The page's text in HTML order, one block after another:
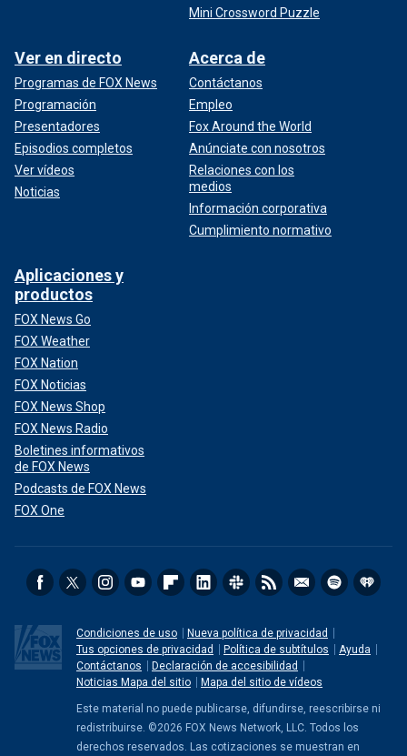
Mini Crossword Puzzle
Ver en directo
Programas de FOX News
Programación
Presentadores
Episodios completos
Ver vídeos
Noticias
Acerca de
Contáctanos
Empleo
Fox Around the World
Anúnciate con nosotros
Relaciones con los
medios
Información corporativa
Cumplimiento normativo
Aplicaciones y
productos
FOX News Go
FOX Weather
FOX Nation
FOX Noticias
FOX News Shop
FOX News Radio
Boletines informativos
de FOX News
Podcasts de FOX News
FOX One
Condiciones de uso
Nueva política de privacidad
Tus opciones de privacidad
Política de subtítulos
Ayuda
Contáctanos
Declaración de accesibilidad
Noticias Mapa del sitio
Mapa del sitio de vídeos
Este material no puede publicarse, difundirse, reescribirse ni
redistribuirse. ©2026 FOX News Network, LLC. Todos los
derechos reservados. Las cotizaciones se muestran en